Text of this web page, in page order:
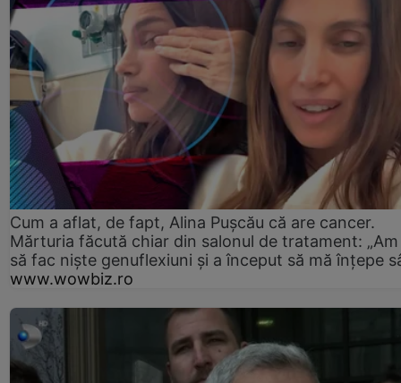
Cum a aflat, de fapt, Alina Pușcău că are cancer.
Mărturia făcută chiar din salonul de tratament:
să fac niște genuflexiuni și a început să mă înțepe
www.wowbiz.ro